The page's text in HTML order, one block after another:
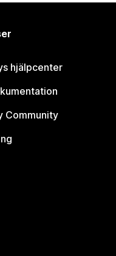
hjälpcenter
Community